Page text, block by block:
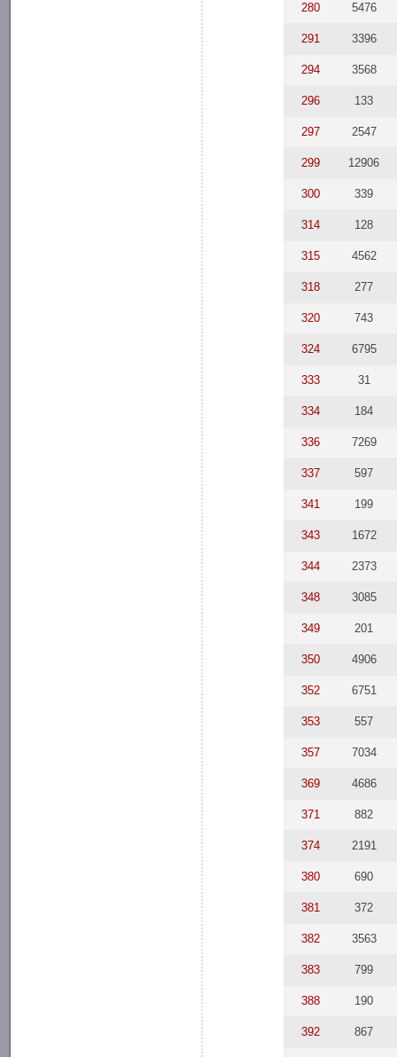
280 5476
291 3396
294 3568
296 133
297 2547
299 12906
300 339
314 128
315 4562
318 277
320 743
324 6795
333 31
334 184
336 7269
337 597
341 199
343 1672
344 2373
348 3085
349 201
350 4906
352 6751
353 557
357 7034
369 4686
371 882
374 2191
380 690
381 372
382 3563
383 799
388 190
392 867